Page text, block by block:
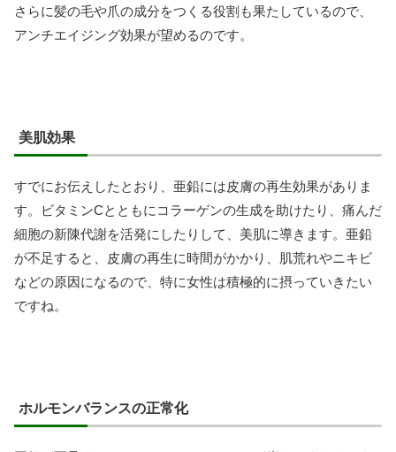
さらに髪の毛や爪の成分をつくる役割も果たしているので、
アンチエイジング効果が望めるのです。
美肌効果
すでにお伝えしたとおり、亜鉛には皮膚の再生効果がありま
す。ビタミンCとともにコラーゲンの生成を助けたり、痛んだ
細胞の新陳代謝を活発にしたりして、美肌に導きます。亜鉛
が不足すると、皮膚の再生に時間がかかり、肌荒れやニキビ
などの原因になるので、特に女性は積極的に摂っていきたい
ですね。
ホルモンバランスの正常化